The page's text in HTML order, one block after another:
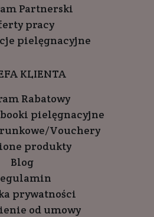
Partnerski
pracy
pielęgnacyjne
KLIENTA
Rabatowy
pielęgnacyjne
Vouchery
produkty
Blog
prywatności
od umowy